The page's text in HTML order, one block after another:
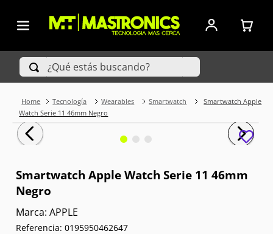
¿Qué estás buscando?
Tecnología Wearables Smartwatch
Smartwatch Apple
Watch Serie 11 46mm Negro
Smartwatch Apple Watch Serie 11 46mm
Negro
APPLE
Referencia: 0195950462647
TÉRMINOS MÁS BUSCADOS
1.
Iphone
3.
Celulares Samsung
4.
Televisores